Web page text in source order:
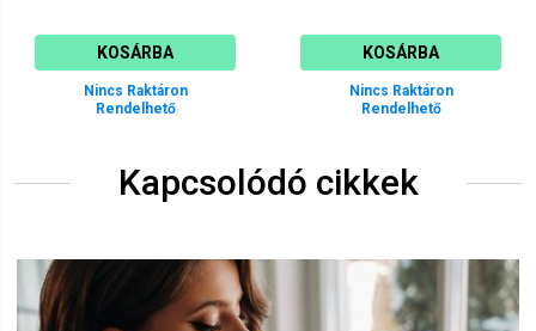
KOSÁRBA
Nincs Raktáron
Rendelhető
KOSÁRBA
Nincs Raktáron
Rendelhető
Kapcsolódó cikkek